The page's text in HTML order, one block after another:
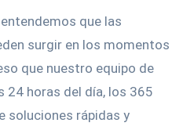
que las
surgir en los momentos
que nuestro equipo de
horas del día, los 365
soluciones rápidas y